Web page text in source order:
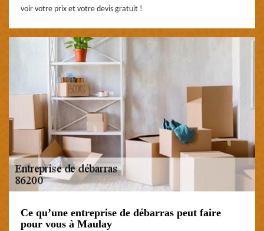
voir votre prix et votre devis gratuit !
Ce qu’une entreprise de débarras peut faire
pour vous à Maulay